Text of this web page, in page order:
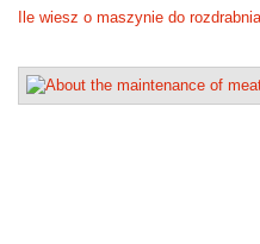
Ile wiesz o maszynie do